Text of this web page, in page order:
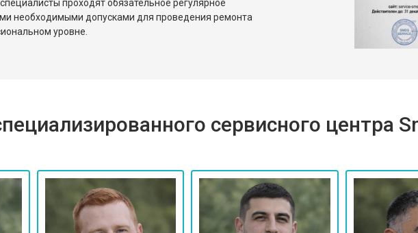
проходят обязательное регулярное
необходимыми допусками для проведения ремонта
уровне.
сервисного центра